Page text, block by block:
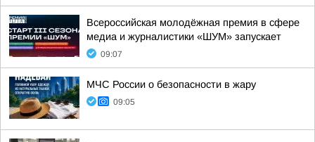
Всероссийская молодёжная премия в сфере
медиа и журналистики «ШУМ» запускает
09:07
МЧС России о безопасности в жару
09:05